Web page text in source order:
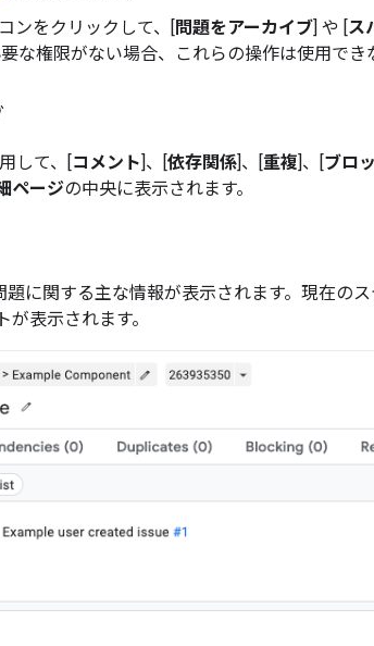
ンをクリックして、[問題をアーカイブ] や [ス
要な権限がない場合、これらの操作は使用でき
して、[コメント]、[依存関係]、[重複]、[ブロ
ページの中央に表示されます。
題に関する主な情報が表示されます。現在の
が表示されます。